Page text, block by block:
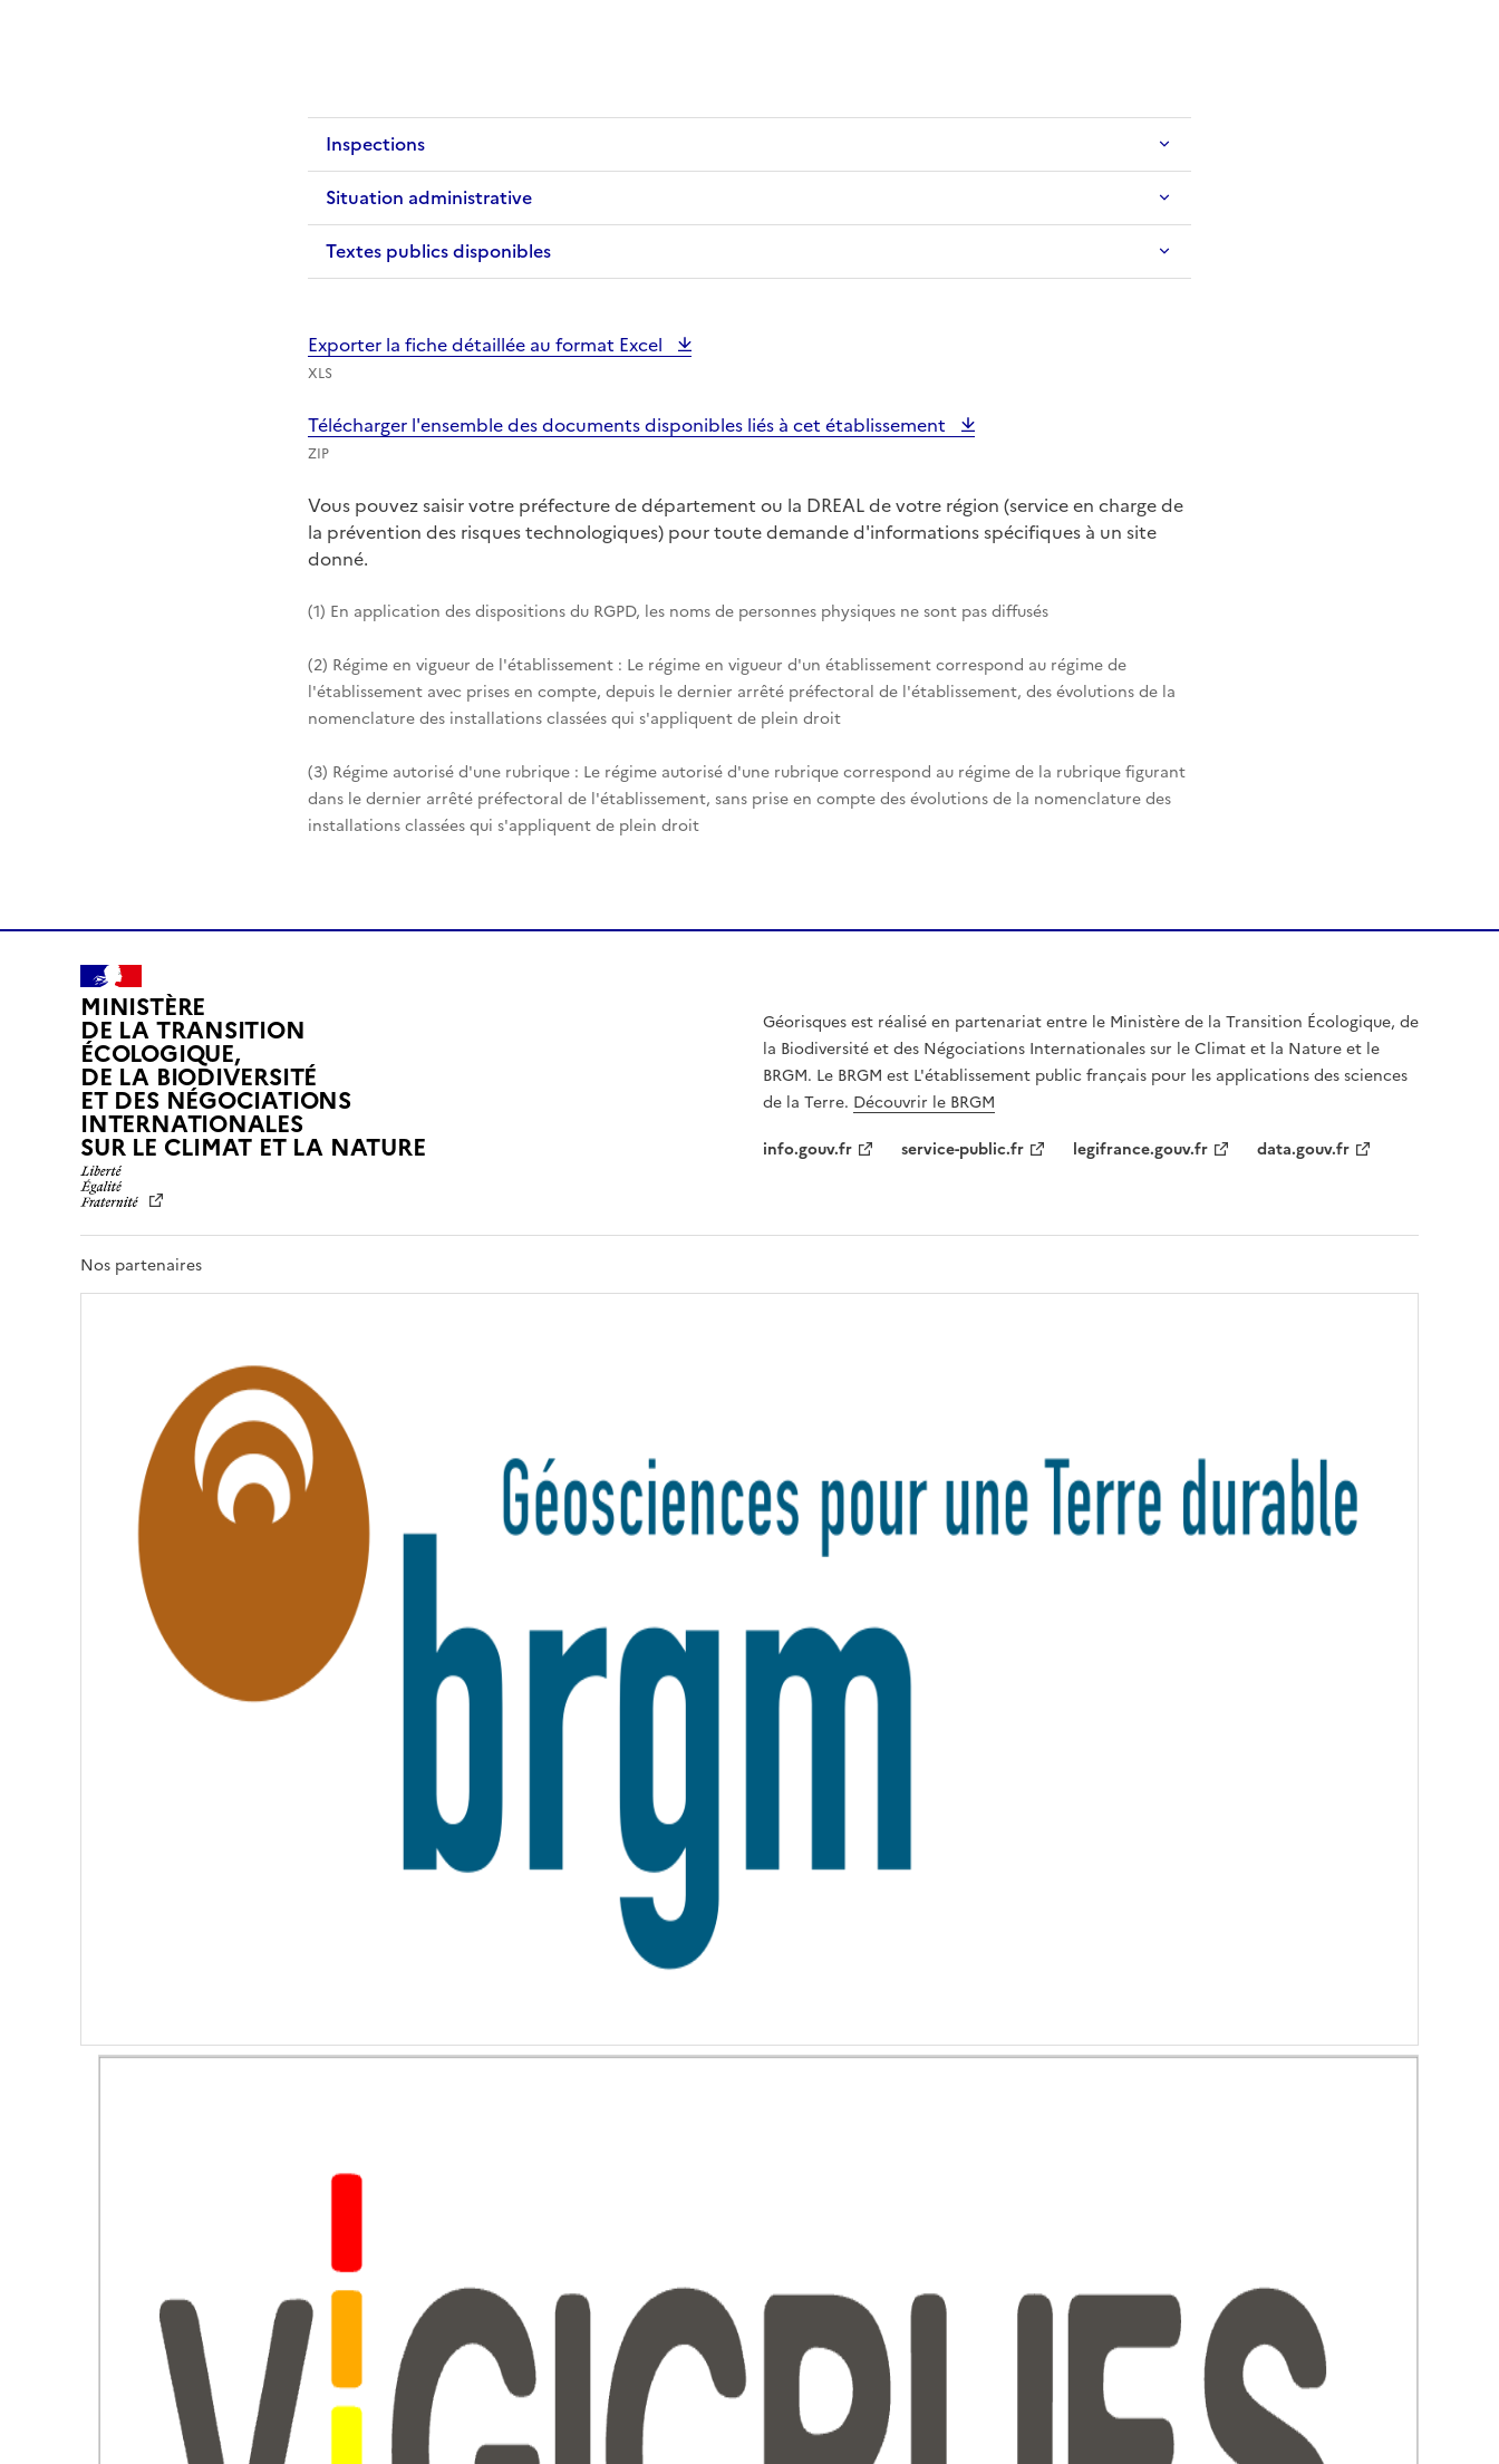
Inspections
Situation administrative
Textes publics disponibles
Exporter la fiche détaillée au format Excel
XLS
Télécharger l'ensemble des documents disponibles liés à cet établissement
ZIP
Vous pouvez saisir votre préfecture de département ou la DREAL de votre région (service en charge de
la prévention des risques technologiques) pour toute demande d'informations spécifiques à un site
donné.
(1) En application des dispositions du RGPD, les noms de personnes physiques ne sont pas diffusés
(2) Régime en vigueur de l'établissement : Le régime en vigueur d'un établissement correspond au régime de
l'établissement avec prises en compte, depuis le dernier arrêté préfectoral de l'établissement, des évolutions de la
nomenclature des installations classées qui s'appliquent de plein droit
(3) Régime autorisé d'une rubrique : Le régime autorisé d'une rubrique correspond au régime de la rubrique figurant
dans le dernier arrêté préfectoral de l'établissement, sans prise en compte des évolutions de la nomenclature des
installations classées qui s'appliquent de plein droit
MINISTÈRE
DE LA TRANSITION
ÉCOLOGIQUE,
DE LA BIODIVERSITÉ
ET DES NÉGOCIATIONS
INTERNATIONALES
SUR LE CLIMAT ET LA NATUREL
R
É
R
R
N
T
Géorisques est réalisé en partenariat entre le Ministère de la Transition Écologique, de
la Biodiversité et des Négociations Internationales sur le Climat et la Nature et le
BRGM. Le BRGM est L'établissement public français pour les applications des sciences
de la Terre. Découvrir le BRGM
info.gouv.fr
service-public.fr legifrance.gouv.fr data.gouv.fr
Nos partenaires